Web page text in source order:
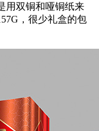
用双铜和哑铜纸来
，很少礼盒的包